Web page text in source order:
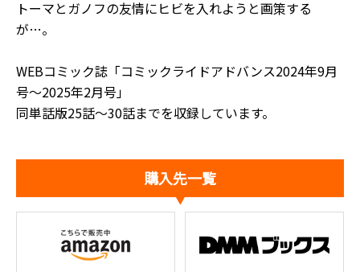
トーマとガノフの友情にヒビを入れようと画策する
が…。
WEBコミック誌「コミックライドアドバンス2024年9月
号～2025年2月号」
同単話版25話～30話までを収録しています。
購入先一覧